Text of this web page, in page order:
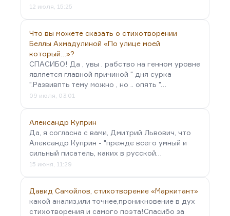
12 июля, 15:25
Что вы можете сказать о стихотворении
Беллы Ахмадулиной «По улице моей
который…»?
СПАСИБО! Да , увы . рабство на генном уровне
является главной причиной " дня сурка
".Развивпть тему можно , но .. опять "…
09 июля, 03:01
Александр Куприн
Да, я согласна с вами, Дмитрий Львович, что
Александр Куприн - "прежде всего умный и
сильный писатель, каких в русской…
15 июня, 11:29
Давид Самойлов, стихотворение «Маркитант»
какой анализ,или точнее,проникновение в дух
стихотворения и самого поэта!Спасибо за